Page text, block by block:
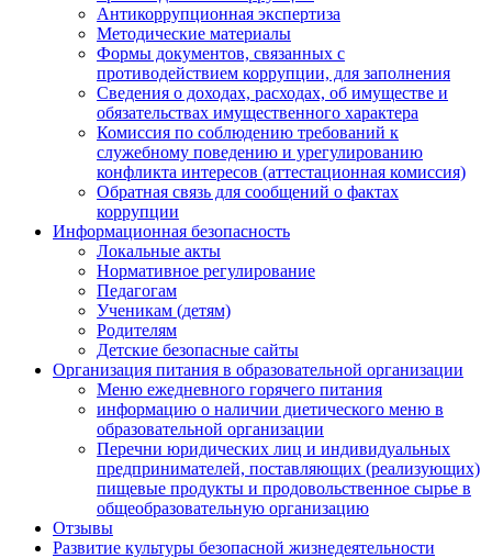
Антикоррупционная экспертиза
Методические материалы
Формы документов, связанных с
противодействием коррупции, для заполнения
Сведения о доходах, расходах, об имуществе и
обязательствах имущественного характера
Комиссия по соблюдению требований к
служебному поведению и урегулированию
конфликта интересов (аттестационная комиссия)
Обратная связь для сообщений о фактах
коррупции
Информационная безопасность
Локальные акты
Нормативное регулирование
Педагогам
Ученикам (детям)
Родителям
Детские безопасные сайты
Организация питания в образовательной организации
Меню ежедневного горячего питания
информацию о наличии диетического меню в
образовательной организации
Перечни юридических лиц и индивидуальных
предпринимателей, поставляющих (реализующих)
пищевые продукты и продовольственное сырье в
общеобразовательную организацию
Отзывы
Развитие культуры безопасной жизнедеятельности